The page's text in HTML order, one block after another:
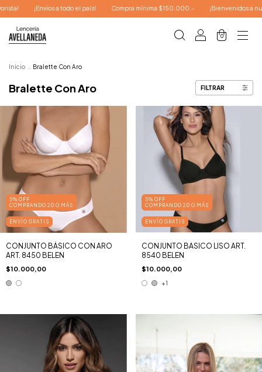
¡Envíos a todo el país! Compra mínima $150.000.- ¡Bienvenidos a
0
Inicio Bralette Con Aro
Bralette Con Aro FILTRAR
5% OFF
COMPRANDO 20 O MÁS
ENVÍO GRATIS
CONJUNTO BÁSICO CON ARO
ART. 8450 BELEN
$10.000,00
5% OFF
COMPRANDO 20 O MÁS
ENVÍO GRATIS
CONJUNTO BASICO LISO ART.
8540 BELEN
$10.000,00
+1